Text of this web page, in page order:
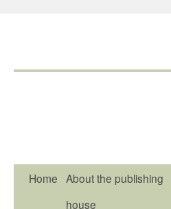
Home About the publishing
house